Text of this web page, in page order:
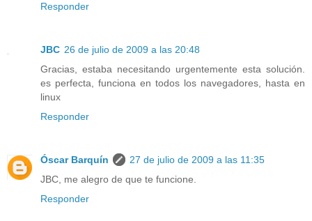
Responder
JBC 26 de julio de 2009 a las 20:48
Gracias, estaba necesitando urgentemente esta solución.
es perfecta, funciona en todos los navegadores, hasta en
linux
Responder
Óscar Barquín
27 de julio de 2009 a las 11:35
JBC, me alegro de que te funcione.
Responder